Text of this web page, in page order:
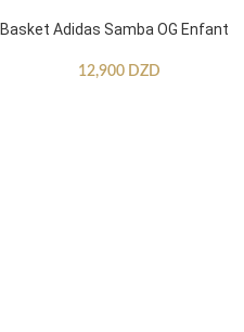
Basket Adidas Samba OG Enfant
12,900 DZD